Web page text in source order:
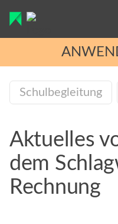
FUNKTIONEN
FAQ
HANDBUCH
Schulbegleitung
Aktuelles
dem
Rechnung